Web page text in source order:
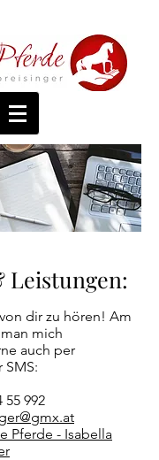
Leistungen:
dir zu hören! Am
mich
auch per
55 992
Pferde - Isabella